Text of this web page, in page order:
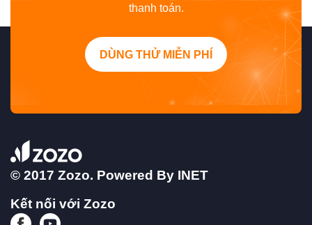
thanh toán.
DÙNG THỬ MIỄN PHÍ
© 2017 Zozo. Powered By INET
Kết nối với Zozo